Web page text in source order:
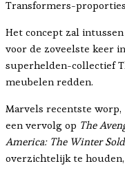
Transformers-
Het concept zal
voor de zoveelste keer
superhelden-collectief
meubelen redden.
Marvels recentste worp,
een vervolg op The
America: The Winter
overzichtelijk te houden,